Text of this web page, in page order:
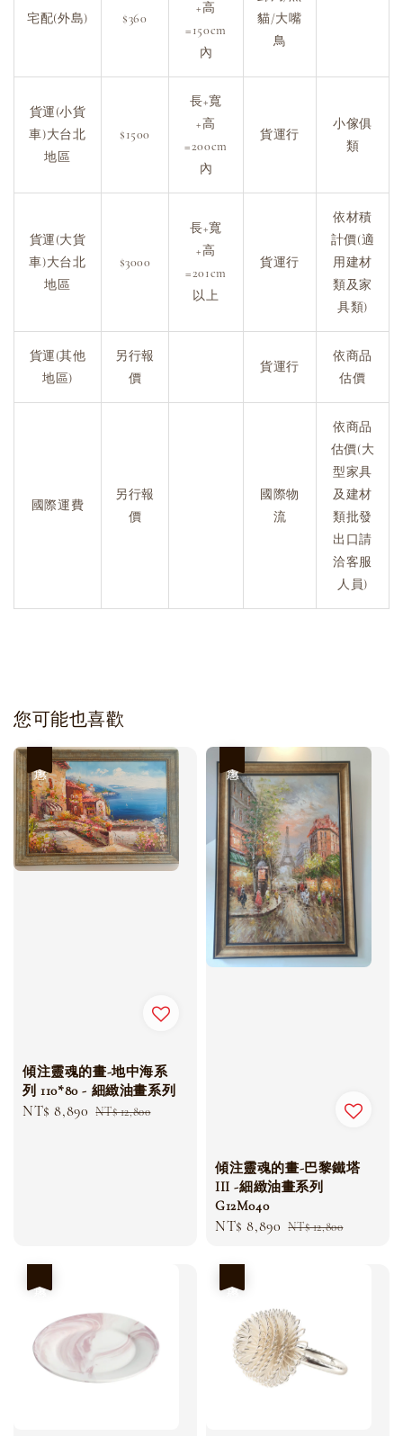
宅配(外島) $360
+高
=150cm
內
貓/大嘴
鳥
貨運(小貨
車)大台北
地區
$1500
長+寬
+高
=200cm
內
貨運行
小傢俱
類
貨運(大貨
車)大台北
地區
$3000
長+寬
+高
=201cm
以上
貨運行
依材積
計價(適
用建材
類及家
具類)
貨運(其他
地區)
另行報
價
貨運行
依商品
估價
國際運費
另行報
價
國際物
流
依商品
估價(大
型家具
及建材
類批發
出口請
洽客服
人員)
您可能也喜歡
傾注靈魂的畫-地中海系
列 110*80 - 細緻油畫系列
Sale
NT$ 8,890 Regular
NT$ 12,800
傾注靈魂的畫-巴黎鐵塔
III -細緻油畫系列
G12M040
Sale
NT$ 8,890 Regular
NT$ 12,800